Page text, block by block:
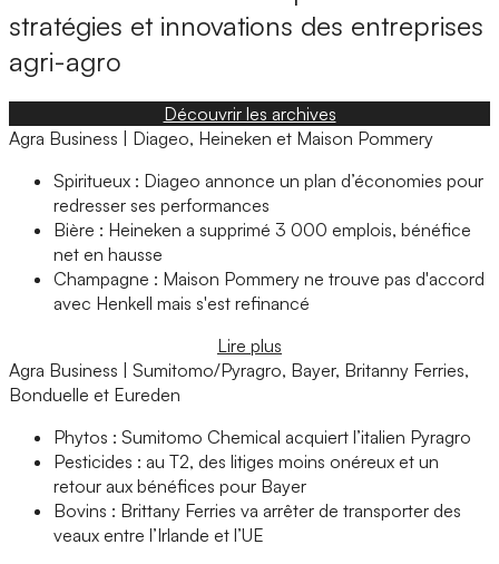
stratégies et innovations des entreprises
agri-agro
Découvrir les archives
Agra Business | Diageo, Heineken et Maison Pommery
Spiritueux : Diageo annonce un plan d’économies pour
redresser ses performances
Bière : Heineken a supprimé 3 000 emplois, bénéfice
net en hausse
Champagne : Maison Pommery ne trouve pas d'accord
avec Henkell mais s'est refinancé
Lire plus
Agra Business | Sumitomo/Pyragro, Bayer, Britanny Ferries,
Bonduelle et Eureden
Phytos : Sumitomo Chemical acquiert l’italien Pyragro
Pesticides : au T2, des litiges moins onéreux et un
retour aux bénéfices pour Bayer
Bovins : Brittany Ferries va arrêter de transporter des
veaux entre l’Irlande et l’UE